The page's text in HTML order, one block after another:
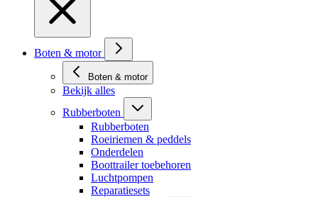
Boten & motor
Boten & motor
Bekijk alles
Rubberboten
Rubberboten
Roeiriemen & peddels
Onderdelen
Boottrailer toebehoren
Luchtpompen
Reparatiesets